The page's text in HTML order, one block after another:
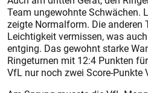
Team ungewohnte Schwächen.
zeigte Normalform. Die anderen
Leichtigkeit vermissen, was
entging. Das gewohnt starke
Ringeturnen mit 12:4 Punkten
VfL nur noch zwei Score-Punkte